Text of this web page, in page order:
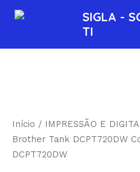
para
conteúdo
SIGLA -
TI
Início / IMPRESSÃO E
Brother Tank DCPT720DW
DCPT720DW